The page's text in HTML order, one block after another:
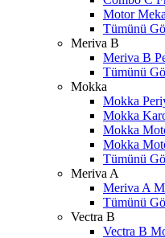
Motor
Tümünü
Meriva B
Meriva B
Tümünü
Mokka
Mokka
Mokka
Mokka
Mokka
Tümünü
Meriva A
Meriva A
Tümünü
Vectra B
Vectra B